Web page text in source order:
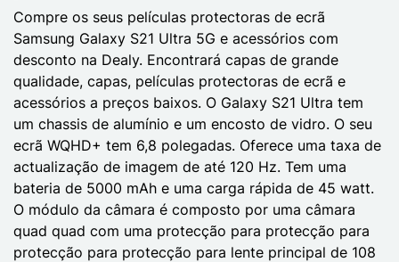
Compre os seus películas protectoras de ecrã
Samsung Galaxy S21 Ultra 5G e acessórios com
desconto na Dealy. Encontrará capas de grande
qualidade, capas, películas protectoras de ecrã e
acessórios a preços baixos. O Galaxy S21 Ultra tem
um chassis de alumínio e um encosto de vidro. O seu
ecrã WQHD+ tem 6,8 polegadas. Oferece uma taxa de
actualização de imagem de até 120 Hz. Tem uma
bateria de 5000 mAh e uma carga rápida de 45 watt.
O módulo da câmara é composto por uma câmara
quad quad com uma protecção para protecção para
protecção para protecção para lente principal de 108